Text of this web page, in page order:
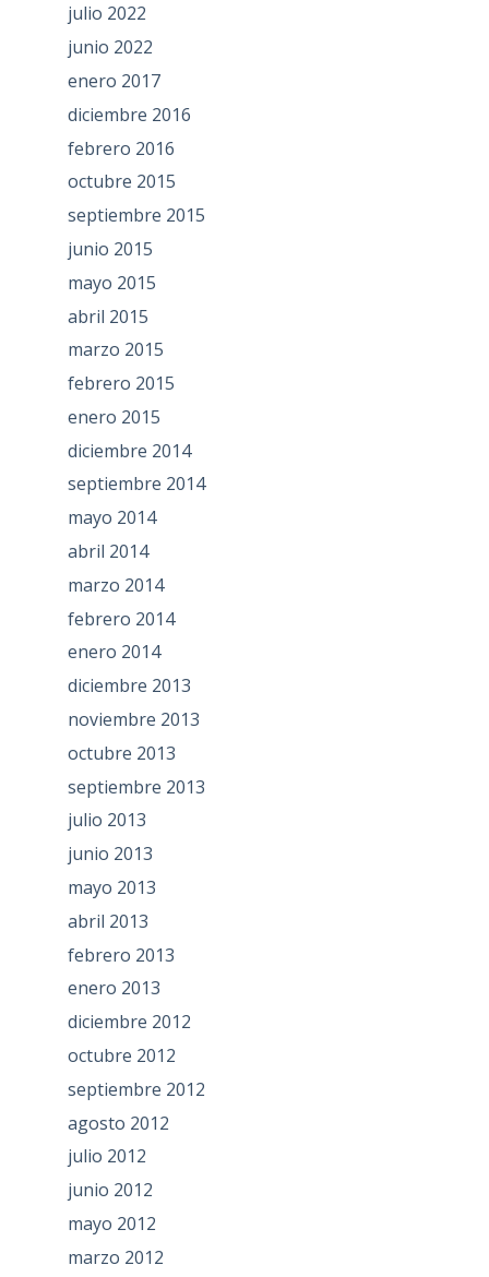
julio 2022
junio 2022
enero 2017
diciembre 2016
febrero 2016
octubre 2015
septiembre 2015
junio 2015
mayo 2015
abril 2015
marzo 2015
febrero 2015
enero 2015
diciembre 2014
septiembre 2014
mayo 2014
abril 2014
marzo 2014
febrero 2014
enero 2014
diciembre 2013
noviembre 2013
octubre 2013
septiembre 2013
julio 2013
junio 2013
mayo 2013
abril 2013
febrero 2013
enero 2013
diciembre 2012
octubre 2012
septiembre 2012
agosto 2012
julio 2012
junio 2012
mayo 2012
marzo 2012